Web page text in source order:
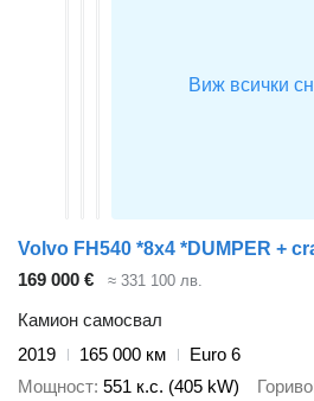
169 000 € ≈ 331 100 лв.
Камион самосвал
2019
165 000 км
Euro 6
Мощност 551 к.с. (405 kW) Гориво